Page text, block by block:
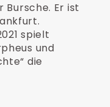
Er ist
spielt
und
die